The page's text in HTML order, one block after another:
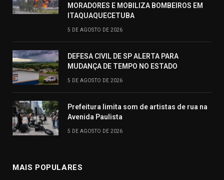
MORADORES E MOBILIZA BOMBEIROS EM
ITAQUAQUECETUBA
5 DE AGOSTO DE 2026
DEFESA CIVIL DE SP ALERTA PARA
MUDANÇA DE TEMPO NO ESTADO
5 DE AGOSTO DE 2026
Prefeitura limita som de artistas de rua na
Avenida Paulista
5 DE AGOSTO DE 2026
MAIS POPULARES